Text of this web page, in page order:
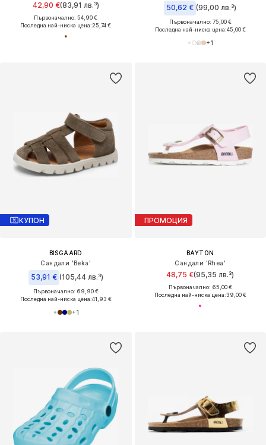
42,90 €(83,91 лв.³)
Първоначално: 54,90 €
Последна най-ниска цена:25,74 €
50,62 € (99,00 лв.³)
Първоначално: 75,00 €
Последна най-ниска цена:45,00 €
+1
КУПОН
BISGAARD
Сандали 'Beka'
53,91 € (105,44 лв.³)
Първоначално: 69,90 €
Последна най-ниска цена:41,93 €
+1
ПРОМОЦИЯ
BAYTON
Сандали 'Rhea'
48,75 €(95,35 лв.³)
Първоначално: 65,00 €
Последна най-ниска цена:39,00 €